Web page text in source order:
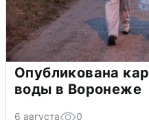
Опубликована
воды в Воронеже
6 августа 0